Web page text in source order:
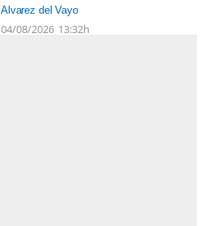
Alvarez del Vayo
04/08/2026 13:32h